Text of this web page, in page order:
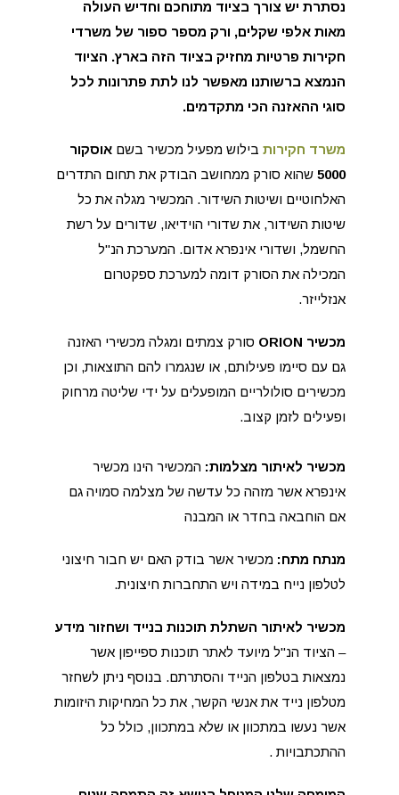
נסתרת יש צורך בציוד מתוחכם וחדיש העולה
מאות אלפי שקלים, ורק מספר ספור של משרדי
חקירות פרטיות מחזיק בציוד הזה בארץ. הציוד
הנמצא ברשותנו מאפשר לנו לתת פתרונות לכל
סוגי ההאזנה הכי מתקדמים.
משרד חקירות בילוש מפעיל מכשיר בשם אוסקור
5000 שהוא סורק ממחושב הבודק את תחום התדרים
האלחוטיים ושיטות השידור. המכשיר מגלה את כל
שיטות השידור, את שדורי הוידיאו, שדורים על רשת
החשמל, ושדורי אינפרא אדום. המערכת הנ"ל
המכילה את הסורק דומה למערכת ספקטרום
אנזלייזר.
מכשיר ORION
סורק צמתים ומגלה מכשירי האזנה
גם עם סיימו פעילותם, או שנגמרו להם התוצאות, וכן
מכשירים סולולריים המופעלים על ידי שליטה מרחוק
ופעילים לזמן קצוב.
מכשיר לאיתור מצלמות: המכשיר הינו מכשיר
אינפרא אשר מזהה כל עדשה של מצלמה סמויה גם
אם הוחבאה בחדר או המבנה
מנתח מתח: מכשיר אשר בודק האם יש חבור חיצוני
לטלפון נייח במידה ויש התחברות חיצונית.
מכשיר לאיתור השתלת תוכנות בנייד ושחזור מידע
– הציוד הנ"ל מיועד לאתר תוכנות ספייפון אשר
נמצאות בטלפון הנייד והסתרתם. בנוסף ניתן לשחזר
מטלפון נייד את אנשי הקשר, את כל המחיקות היזומות
אשר נעשו במתכוון או שלא במתכוון, כולל כל
ההתכתבויות .